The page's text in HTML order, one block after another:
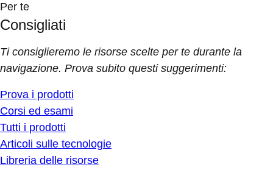
Per te
Consigliati
Ti consiglieremo le risorse scelte per te durante la
navigazione. Prova subito questi suggerimenti:
Prova i prodotti
Corsi ed esami
Tutti i prodotti
Articoli sulle tecnologie
Libreria delle risorse